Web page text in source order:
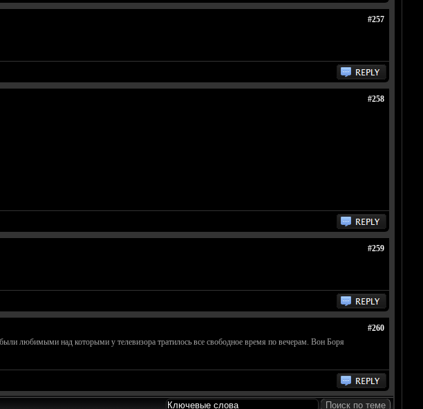
#257
#258
#259
#260
любимыми над которыми у телевизора тратилось все свободное время по вечерам. Вон Боря